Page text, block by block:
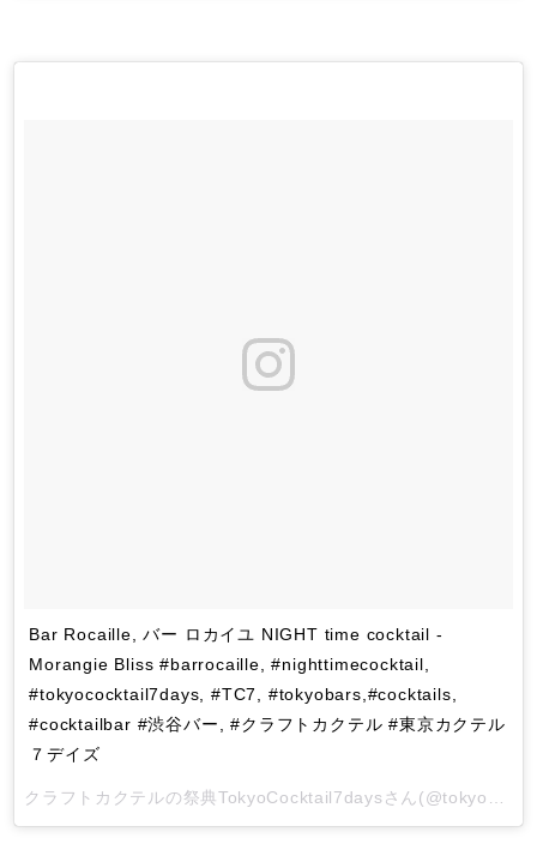
Bar Rocaille, バー ロカイユ NIGHT time cocktail -
Morangie Bliss #barrocaille, #nighttimecocktail,
#tokyococktail7days, #TC7, #tokyobars,#cocktails,
#cocktailbar #渋谷バー, #クラフトカクテル #東京カクテル
７デイズ
クラフトカクテルの祭典TokyoCocktail7days さん(@tokyococktail7days)がシェアした投稿 -